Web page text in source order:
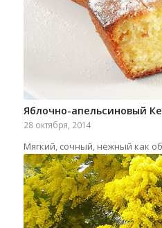
Яблочно-апельсиновый
28 октября, 2014
Мягкий, сочный, нежный как